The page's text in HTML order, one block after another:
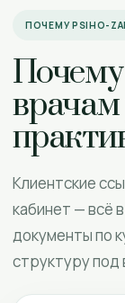
ПОЧЕМУ PSIHO-
врачам
Клиентские
кабинет — всё
документы по
структуру